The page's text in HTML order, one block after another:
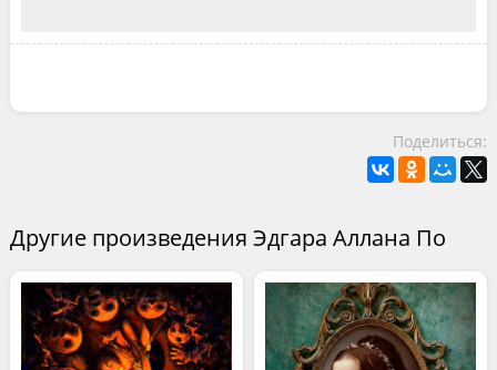
Поделиться:
Другие произведения Эдгара Аллана По